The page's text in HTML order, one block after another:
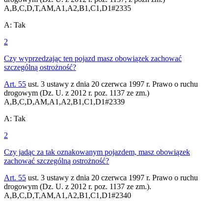
A,B,C,D,T,AM,A1,A2,B1,C1,D1#2335
A: Tak
2
Czy wyprzedzając ten pojazd masz obowiązek zachować
szczególną ostrożność?
Art. 55 ust. 3 ustawy z dnia 20 czerwca 1997 r. Prawo o ruchu
drogowym (Dz. U. z 2012 r. poz. 1137 ze zm.)
A,B,C,D,AM,A1,A2,B1,C1,D1#2339
A: Tak
2
Czy jadąc za tak oznakowanym pojazdem, masz obowiązek
zachować szczególną ostrożność?
Art. 55 ust. 3 ustawy z dnia 20 czerwca 1997 r. Prawo o ruchu
drogowym (Dz. U. z 2012 r. poz. 1137 ze zm.).
A,B,C,D,T,AM,A1,A2,B1,C1,D1#2340